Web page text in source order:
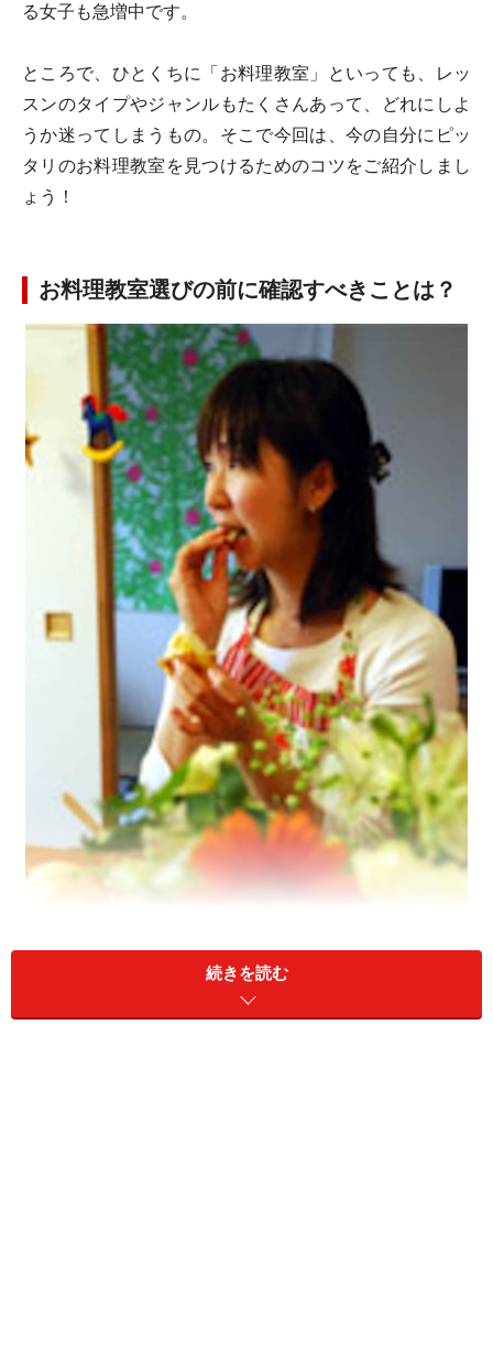
る女子も急増中です。
ところで、ひとくちに「お料理教室」といっても、レッ
スンのタイプやジャンルもたくさんあって、どれにしよ
うか迷ってしまうもの。そこで今回は、今の自分にピッ
タリのお料理教室を見つけるためのコツをご紹介しまし
ょう！
お料理教室選びの前に確認すべきことは？
とを優先すると失敗せずにレッスン選びができます
お料理教室選びに迷う前に確認しておきたいこと――それ
続きを読む